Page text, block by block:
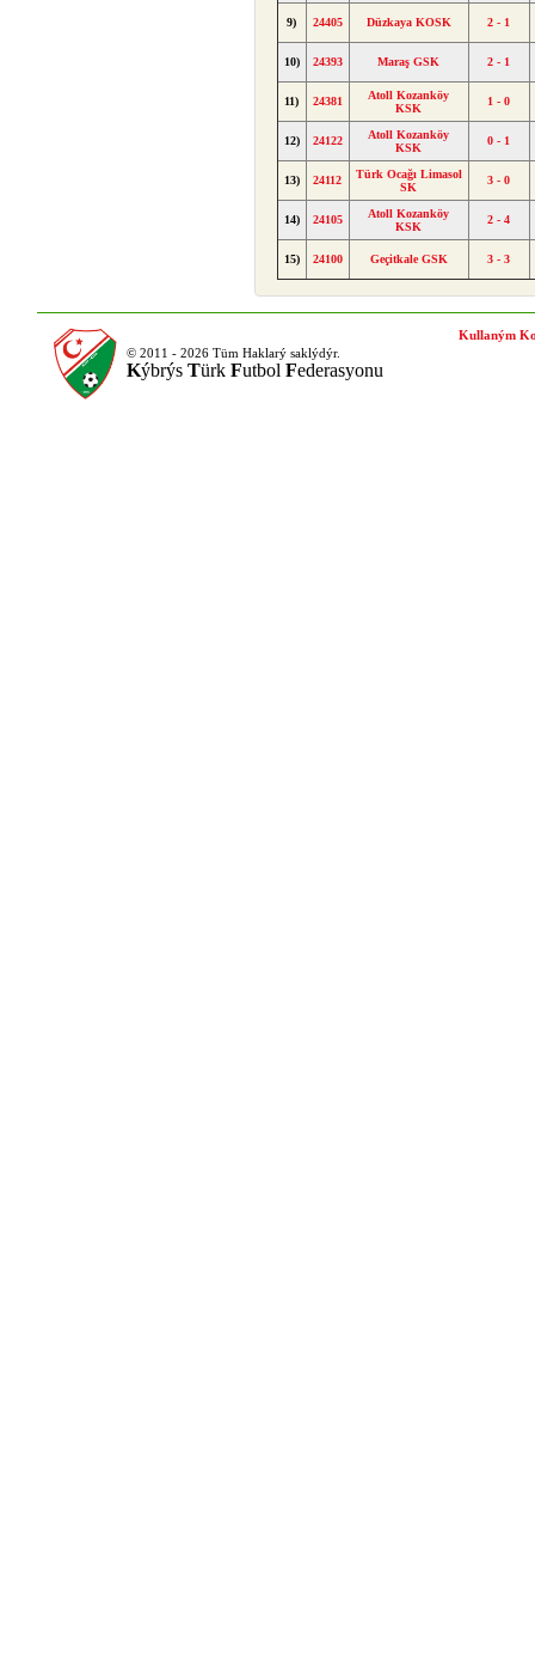
9) 24405 Düzkaya KOSK 2 - 1
10) 24393 Maraş GSK 2 - 1
11) 24381
Atoll Kozanköy
KSK
1 - 0
12) 24122
Atoll Kozanköy
KSK
0 - 1
13) 24112
Türk Ocağı Limasol
SK
3 - 0
14) 24105
Atoll Kozanköy
KSK
2 - 4
15) 24100 Geçitkale GSK 3 - 3
© 2011 - 2026 Tüm Haklarý saklýdýr.
Kýbrýs Türk Futbol Federasyonu
Kullaným